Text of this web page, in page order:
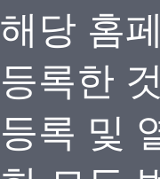
해당 홈
등록한
등록 및